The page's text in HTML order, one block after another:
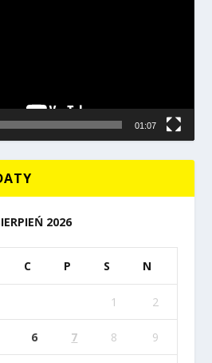
01:07
2026
C P S N
1 2
6 7 8 9